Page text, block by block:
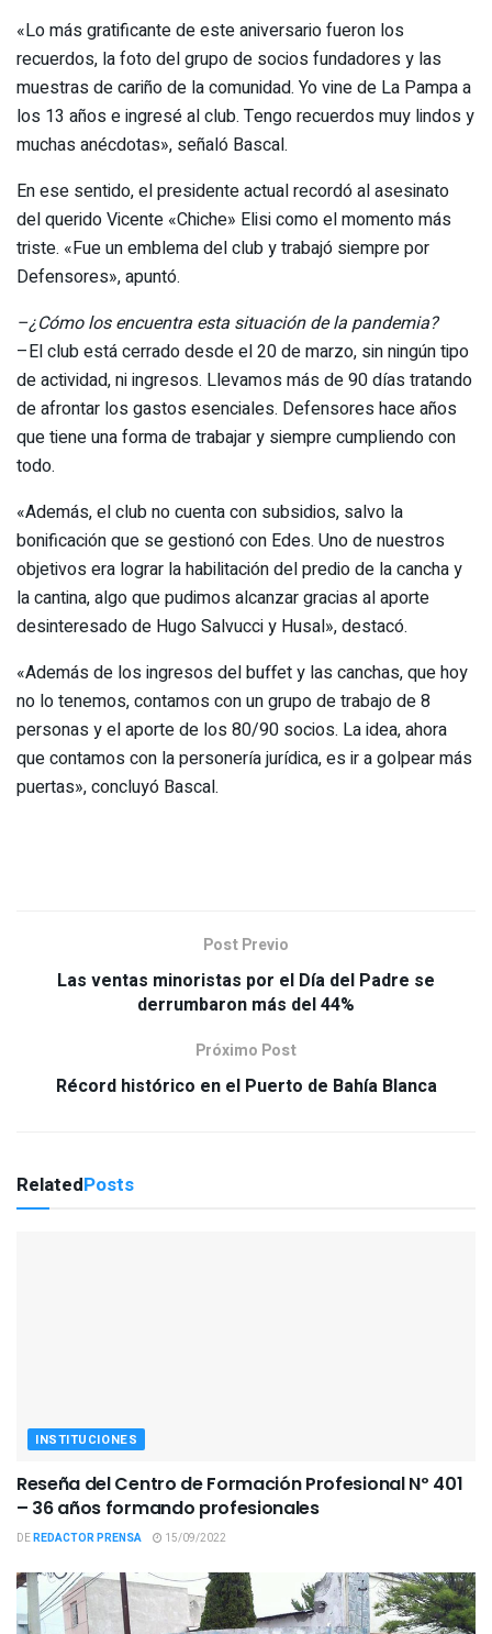
«Lo más gratificante de este aniversario fueron los
recuerdos, la foto del grupo de socios fundadores y las
muestras de cariño de la comunidad. Yo vine de La Pampa a
los 13 años e ingresé al club. Tengo recuerdos muy lindos y
muchas anécdotas», señaló Bascal.
En ese sentido, el presidente actual recordó al asesinato
del querido Vicente «Chiche» Elisi como el momento más
triste. «Fue un emblema del club y trabajó siempre por
Defensores», apuntó.
–¿Cómo los encuentra esta situación de la pandemia?
–El club está cerrado desde el 20 de marzo, sin ningún tipo
de actividad, ni ingresos. Llevamos más de 90 días tratando
de afrontar los gastos esenciales. Defensores hace años
que tiene una forma de trabajar y siempre cumpliendo con
todo.
«Además, el club no cuenta con subsidios, salvo la
bonificación que se gestionó con Edes. Uno de nuestros
objetivos era lograr la habilitación del predio de la cancha y
la cantina, algo que pudimos alcanzar gracias al aporte
desinteresado de Hugo Salvucci y Husal», destacó.
«Además de los ingresos del buffet y las canchas, que hoy
no lo tenemos, contamos con un grupo de trabajo de 8
personas y el aporte de los 80/90 socios. La idea, ahora
que contamos con la personería jurídica, es ir a golpear más
puertas», concluyó Bascal.
Post Previo
Las ventas minoristas por el Día del Padre se
derrumbaron más del 44%
Próximo Post
Récord histórico en el Puerto de Bahía Blanca
RelatedPosts
INSTITUCIONES
Reseña del Centro de Formación Profesional Nº 401
– 36 años formando profesionales
DEREDACTOR PRENSA 15/09/2022